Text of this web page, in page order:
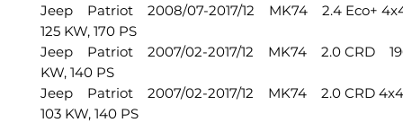
Jeep Patriot 2008/07-2017/12 MK74 2.4 Eco+
125 KW, 170 PS
Jeep Patriot 2007/02-2017/12 MK74 2.0 CRD
KW, 140 PS
Jeep Patriot 2007/02-2017/12 MK74 2.0 CRD
103 KW, 140 PS